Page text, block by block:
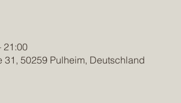
21:00
31, 50259 Pulheim, Deutschland